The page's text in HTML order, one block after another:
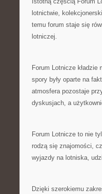
lotnictwie,
temu forum staje się
lotniczej.
Forum Lotnicze
spory były oparte na
atmosfera pozostaje
dyskusjach, a
Forum Lotnicze to nie
rodzą się znajomości,
wyjazdy na lotniska,
Dzięki szerokiemu